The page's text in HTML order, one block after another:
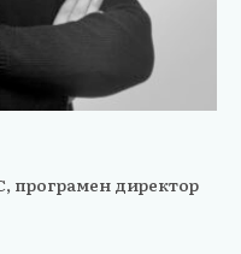
програмен директор